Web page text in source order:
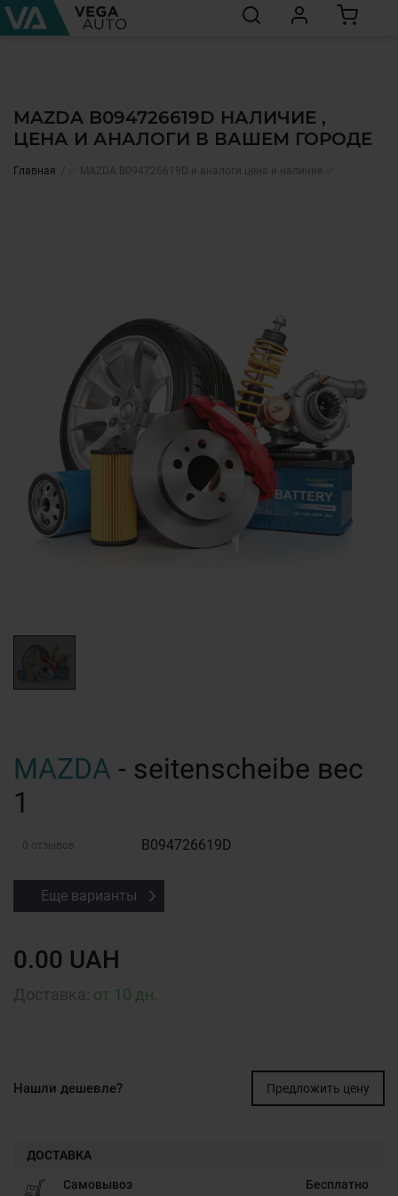
MAZDA B094726619D НАЛИЧИЕ ,
ЦЕНА И АНАЛОГИ В ВАШЕМ ГОРОДЕ
Главная ✅ MAZDA B094726619D и аналоги цена и наличие ✅
MAZDA - seitenscheibe вес
1
0 отзывов B094726619D
Еще варианты
0.00 UAH
от 10 дн.
Нашли дешевле? Предложить цену
ДОСТАВКА
Самовывоз Бесплатно